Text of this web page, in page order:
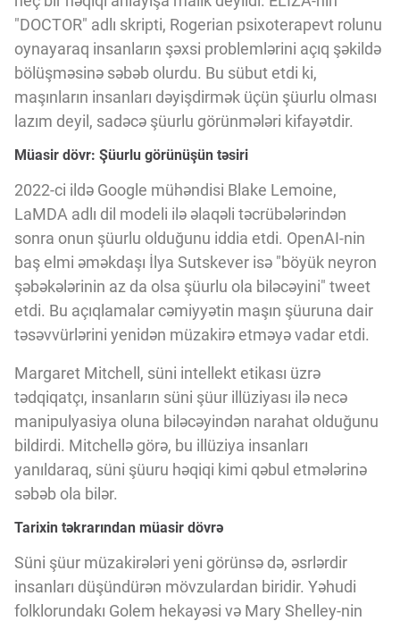
Podkastlar
"DOCTOR" adlı skripti, Rogerian psixoterapevt rolunu
oynayaraq insanların şəxsi problemlərini açıq şəkildə
bölüşməsinə səbəb olurdu. Bu sübut etdi ki,
maşınların insanları dəyişdirmək üçün şüurlu olması
lazım deyil, sadəcə şüurlu görünmələri kifayətdir.
Müasir dövr: Şüurlu görünüşün təsiri
2022-ci ildə Google mühəndisi Blake Lemoine,
LaMDA adlı dil modeli ilə əlaqəli təcrübələrindən
sonra onun şüurlu olduğunu iddia etdi. OpenAI-nin
baş elmi əməkdaşı İlya Sutskever isə "böyük neyron
şəbəkələrinin az da olsa şüurlu ola biləcəyini" tweet
etdi. Bu açıqlamalar cəmiyyətin maşın şüuruna dair
təsəvvürlərini yenidən müzakirə etməyə vadar etdi.
Margaret Mitchell, süni intellekt etikası üzrə
tədqiqatçı, insanların süni şüur illüziyası ilə necə
manipulyasiya oluna biləcəyindən narahat olduğunu
bildirdi. Mitchellə görə, bu illüziya insanları
yanıldaraq, süni şüuru həqiqi kimi qəbul etmələrinə
səbəb ola bilər.
Tarixin təkrarından müasir dövrə
Süni şüur müzakirələri yeni görünsə də, əsrlərdir
insanları düşündürən mövzulardan biridir. Yəhudi
folklorundakı Golem hekayəsi və Mary Shelley-nin